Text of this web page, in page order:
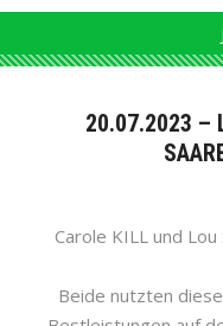
20.07.2023 –
Carole KILL und
Beide nutzten